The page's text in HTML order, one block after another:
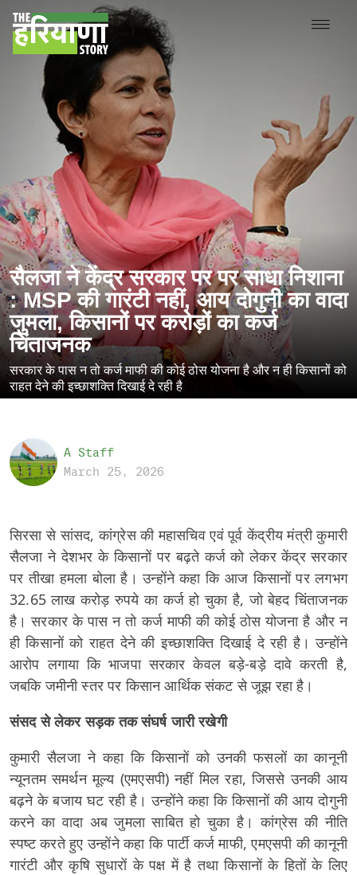
सैलजा ने केंद्र सरकार पर पर साधा निशाना
: MSP की गारंटी नहीं, आय दोगुनी का वादा
जुमला, किसानों पर करोड़ों का कर्ज
चिंताजनक
सरकार के पास न तो कर्ज माफी की कोई ठोस योजना है और न ही किसानों को
राहत देने की इच्छाशक्ति दिखाई दे रही है
A Staff
March 25, 2026
सिरसा से सांसद, कांग्रेस की महासचिव एवं पूर्व केंद्रीय मंत्री कुमारी
सैलजा ने देशभर के किसानों पर बढ़ते कर्ज को लेकर केंद्र सरकार
पर तीखा हमला बोला है। उन्होंने कहा कि आज किसानों पर लगभग
32.65 लाख करोड़ रुपये का कर्ज हो चुका है, जो बेहद चिंताजनक
है। सरकार के पास न तो कर्ज माफी की कोई ठोस योजना है और न
ही किसानों को राहत देने की इच्छाशक्ति दिखाई दे रही है। उन्होंने
आरोप लगाया कि भाजपा सरकार केवल बड़े-बड़े दावे करती है,
जबकि जमीनी स्तर पर किसान आर्थिक संकट से जूझ रहा है।
संसद से लेकर सड़क तक संघर्ष जारी रखेगी
कुमारी सैलजा ने कहा कि किसानों को उनकी फसलों का कानूनी
न्यूनतम समर्थन मूल्य (एमएसपी) नहीं मिल रहा, जिससे उनकी आय
बढ़ने के बजाय घट रही है। उन्होंने कहा कि किसानों की आय दोगुनी
करने का वादा अब जुमला साबित हो चुका है। कांग्रेस की नीति
स्पष्ट करते हुए उन्होंने कहा कि पार्टी कर्ज माफी, एमएसपी की कानूनी
गारंटी और कृषि सुधारों के पक्ष में है तथा किसानों के हितों के लिए